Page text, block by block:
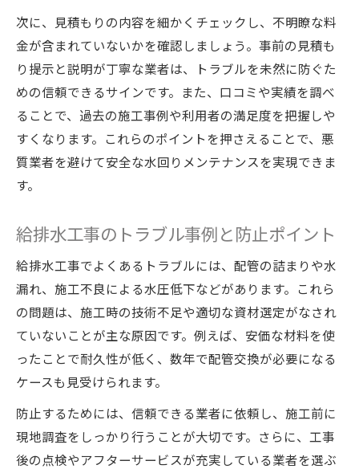
次に、見積もりの内容を細かくチェックし、不明瞭な料
金が含まれていないかを確認しましょう。事前の見積も
り提示と説明が丁寧な業者は、トラブルを未然に防ぐた
めの信頼できるサインです。また、口コミや実績を調べ
ることで、過去の施工事例や利用者の満足度を把握しや
すくなります。これらのポイントを押さえることで、悪
質業者を避けて安全な水回りメンテナンスを実現できま
す。
給排水工事のトラブル事例と防止ポイント
給排水工事でよくあるトラブルには、配管の詰まりや水
漏れ、施工不良による水圧低下などがあります。これら
の問題は、施工時の技術不足や適切な資材選定がなされ
ていないことが主な原因です。例えば、安価な材料を使
ったことで耐久性が低く、数年で配管交換が必要になる
ケースも見受けられます。
防止するためには、信頼できる業者に依頼し、施工前に
現地調査をしっかり行うことが大切です。さらに、工事
後の点検やアフターサービスが充実している業者を選ぶ